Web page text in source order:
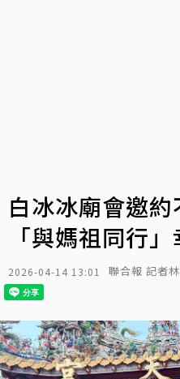
白冰冰廟會邀
「與媽祖同行
2026-04-14 13:01 聯合報 記者